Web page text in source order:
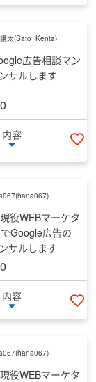
太(Sato_Kenta)
広告相談マン
サルします
0
内容
い
(hana067)
役WEBマーケタ
Google広告の
サルします
0
内容
い
(hana067)
役WEBマーケタ